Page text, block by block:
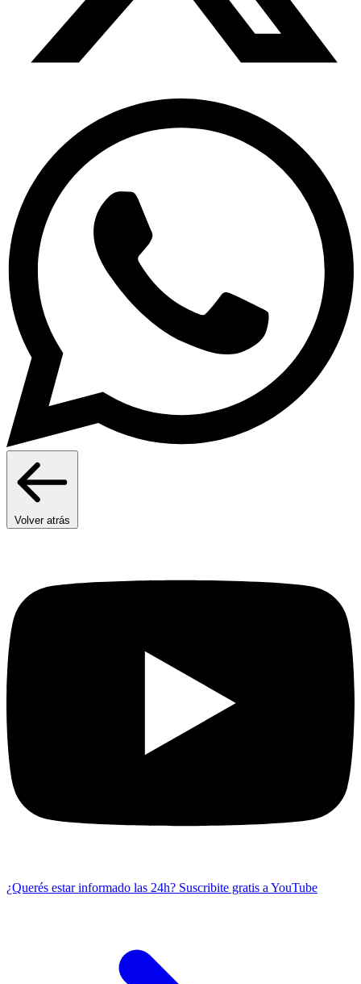
Volver atrás
¿Querés estar informado las 24h? Suscribite gratis a YouTube